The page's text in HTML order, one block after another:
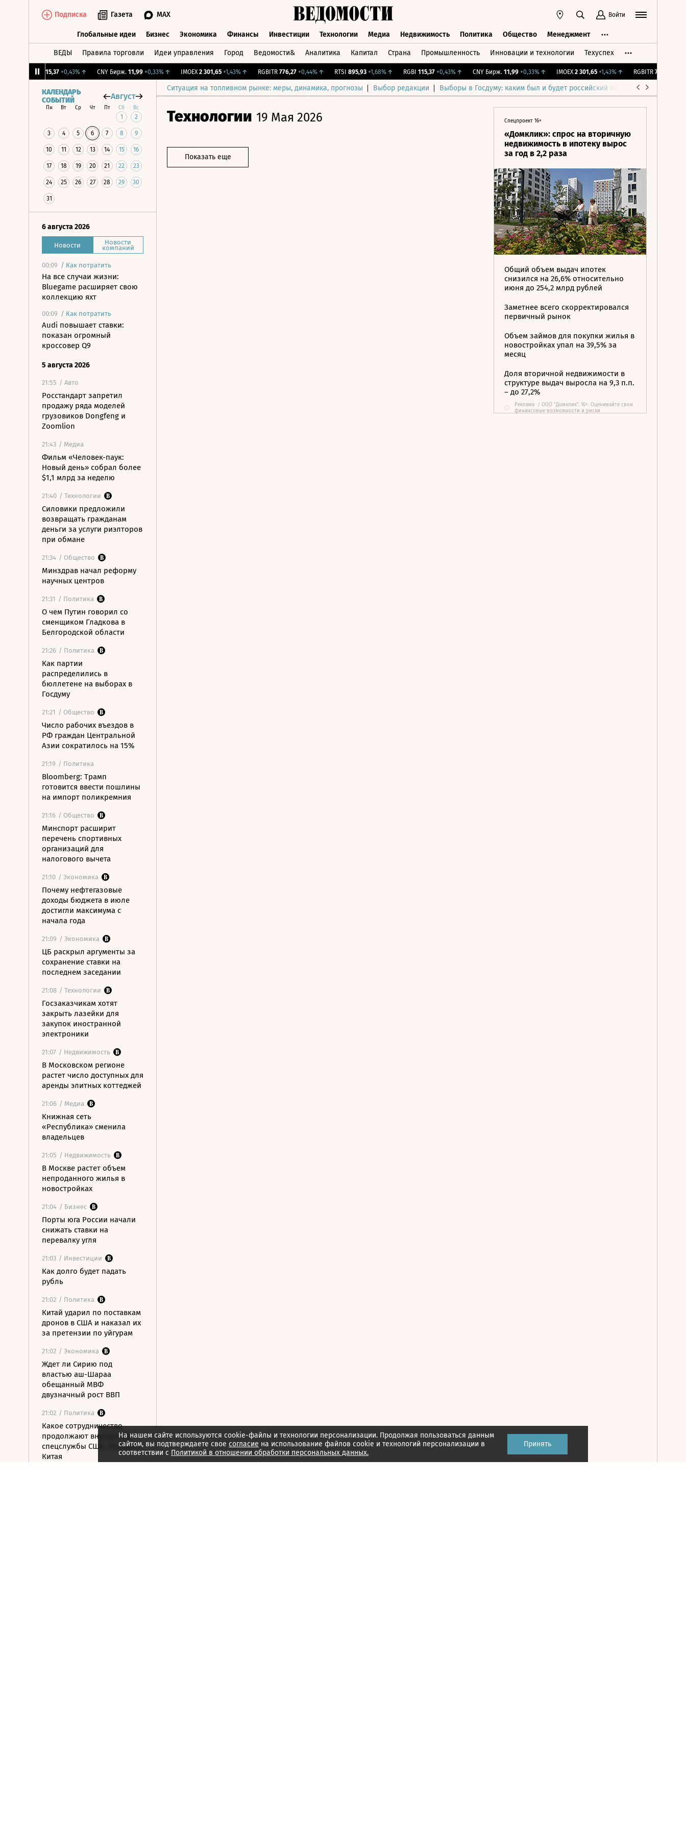
Подписка Газета MAX Войти
Глобальные идеи Бизнес Экономика Финансы Инвестиции Технологии Медиа Недвижимость Политика Общество Менеджмент
ВЕДЫ Правила торговли Идеи управления Город Ведомости& Аналитика Капитал Страна Промышленность Инновации и технологии Техуспех
115,37 +0,43%↑ CNY Бирж. 11,99 +0,33%↑ IMOEX 2 301,65 +1,43%↑ RGBITR 776,27 +0,44%↑ RTSI 895,93 +1,68%↑ RGBI 115,37 +0,43%↑ CNY Бирж. 11,99 +0,33%↑ IMOEX 2 301,65 +1,43%↑ RGBITR 776,27
Ситуация на топливном рынке: меры, динамика, прогнозы Выбор редакции Выборы в Госдуму: каким был и будет российский парламент
КАЛЕНДАРЬ
СОБЫТИЙ
Август
Пн Вт Ср Чт Пт Сб Вс
1 2
3 4 5 6 7 8 9
10 11 12 13 14 15 16
17 18 19 20 21 22 23
24 25 26 27 28 29 30
31
6 августа 2026
Новости Новости
компаний
00:09 / Как потратить
На все случаи жизни:
Bluegame расширяет свою
коллекцию яхт
00:09 / Как потратить
Audi повышает ставки:
показан огромный
кроссовер Q9
5 августа 2026
21:55 / Авто
Росстандарт запретил
продажу ряда моделей
грузовиков Dongfeng и
Zoomlion
21:43 / Медиа
Фильм «Человек-паук:
Новый день» собрал более
$1,1 млрд за неделю
21:40 / Технологии
Силовики предложили
возвращать гражданам
деньги за услуги риэлторов
при обмане
21:34 / Общество
Минздрав начал реформу
научных центров
21:31 / Политика
О чем Путин говорил со
сменщиком Гладкова в
Белгородской области
21:26 / Политика
Как партии
распределились в
бюллетене на выборах в
Госдуму
21:21 / Общество
Число рабочих въездов в
РФ граждан Центральной
Азии сократилось на 15%
21:19 / Политика
Bloomberg: Трамп
готовится ввести пошлины
на импорт поликремния
21:16 / Общество
Минспорт расширит
перечень спортивных
организаций для
налогового вычета
21:10 / Экономика
Почему нефтегазовые
доходы бюджета в июле
достигли максимума с
начала года
21:09 / Экономика
ЦБ раскрыл аргументы за
сохранение ставки на
последнем заседании
21:08 / Технологии
Госзаказчикам хотят
закрыть лазейки для
закупок иностранной
электроники
21:07 / Недвижимость
В Московском регионе
растет число доступных для
аренды элитных коттеджей
21:06 / Медиа
Книжная сеть
«Республика» сменила
владельцев
21:05 / Недвижимость
В Москве растет объем
непроданного жилья в
новостройках
21:04 / Бизнес
Порты юга России начали
снижать ставки на
перевалку угля
21:03 / Инвестиции
Как долго будет падать
рубль
21:02 / Политика
Китай ударил по поставкам
дронов в США и наказал их
за претензии по уйгурам
21:02 / Экономика
Ждет ли Сирию под
властью аш-Шараа
обещанный МВФ
двузначный рост ВВП
21:02 / Политика
Какое сотрудничество
продолжают внутренние
спецслужбы США, России и
Китая
Технологии 19 Мая 2026
Показать еще
Спецпроект 16+
«Домклик»: спрос на вторичную
недвижимость в ипотеку вырос
за год в 2,2 раза
Общий объем выдач ипотек
снизился на 26,6% относительно
июня до 254,2 млрд рублей
Заметнее всего скорректировался
первичный рынок
Объем займов для покупки жилья в
новостройках упал на 39,5% за
месяц
Доля вторичной недвижимости в
структуре выдач выросла на 9,3 п.п.
– до 27,2%
Реклама / ООО "Домклик". 16+. Оценивайте свои
финансовые возможности и риски
На нашем сайте используются cookie-файлы и технологии персонализации. Продолжая пользоваться данным
сайтом, вы подтверждаете свое согласие на использование файлов cookie и технологий персонализации в
соответствии с Политикой в отношении обработки персональных данных.
Принять